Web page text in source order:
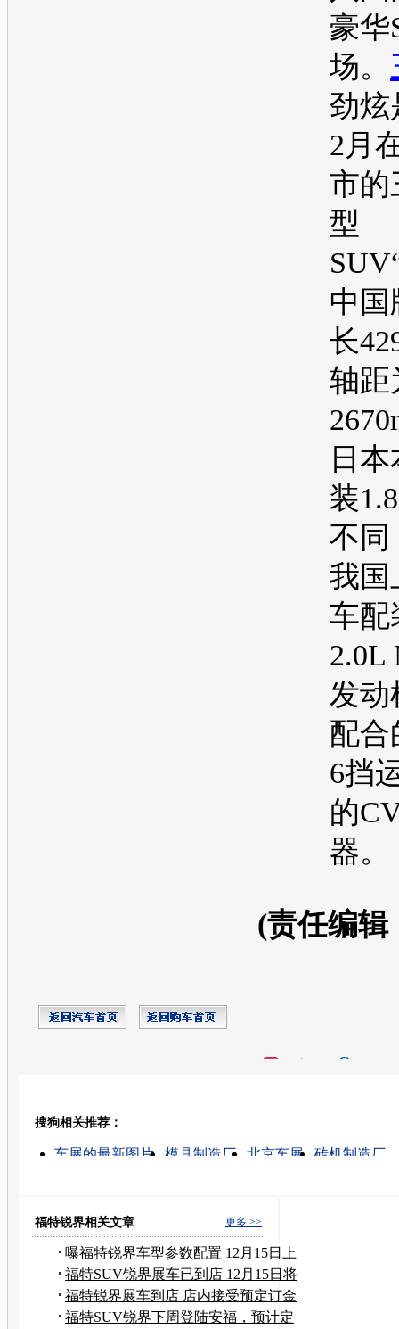
豪华
场。
劲炫
2月
市的
型
SUV
中国
长
轴距
日
装
不同
我国
车配
2.0L
发动
配合
6挡
的
器。
(责任编辑
搜狗相关推荐：
车展的最新图片 模具制造厂 北京车展
砖机制造厂
更多 >>
福特锐界相关文章
曝福特锐界车型参数配置 12月15日上
市
福特SUV锐界展车已到店 12月15日将
上市
福特锐界展车到店 店内接受预定订金
2万
福特SUV锐界下周登陆安福，预计定